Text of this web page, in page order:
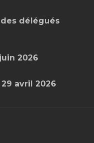
délégués
2026
avril 2026